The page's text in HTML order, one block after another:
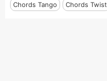
Chords Tango
Chords Twist